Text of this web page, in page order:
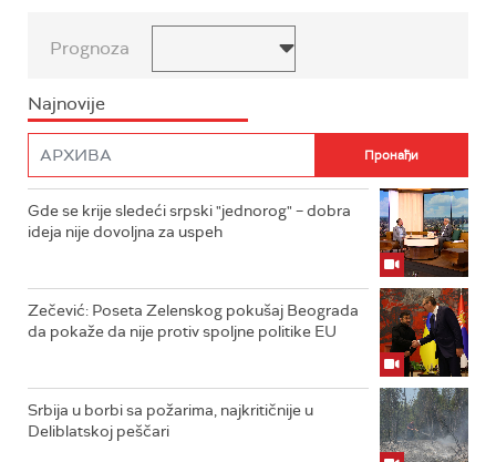
Prognoza
Najnovije
Gde se krije sledeći srpski "jednorog" – dobra
ideja nije dovoljna za uspeh
Zečević: Poseta Zelenskog pokušaj Beograda
da pokaže da nije protiv spoljne politike EU
Srbija u borbi sa požarima, najkritičnije u
Deliblatskoj peščari